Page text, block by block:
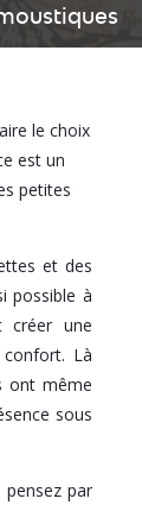
le choix
est un
petites
et des
possible à
créer une
Là
ont même
sous
par